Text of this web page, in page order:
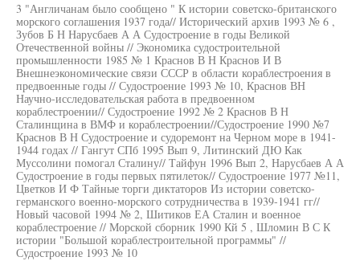
3 "Англичанам было сообщено " К истории советско-британского
морского соглашения 1937 года// Исторический архив 1993 № 6 ,
Зубов Б Н Нарусбаев А А Судостроение в годы Великой
Отечественной войны // Экономика судостроительной
промышленности 1985 № 1 Краснов В Н Краснов И В
Внешнеэкономические связи СССР в области кораблестроения в
предвоенные годы // Судостроение 1993 № 10, Краснов ВН
Научно-исследовательская работа в предвоенном
кораблестроении// Судостроение 1992 № 2 Краснов В Н
Сталинщина в ВМФ и кораблестроении//Судостроение 1990 №7
Краснов В Н Судостроение и судоремонт на Черном море в 1941-
1944 годах // Гангут СПб 1995 Вып 9, Литинский ДЮ Как
Муссолини помогал Сталину// Тайфун 1996 Вып 2, Нарусбаев А А
Судостроение в годы первых пятилеток// Судостроение 1977 №11,
Цветков И Ф Тайные торги диктаторов Из истории советско-
германского военно-морского сотрудничества в 1939-1941 гг//
Новый часовой 1994 № 2, Шитиков ЕА Сталин и военное
кораблестроение // Морской сборник 1990 Кй 5 , Шломин В С К
истории "Большой кораблестроительной программы" //
Судостроение 1993 № 10